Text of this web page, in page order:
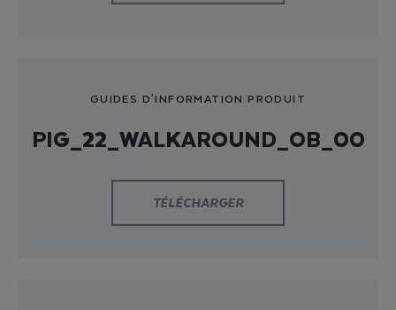
GUIDES D'INFORMATION PRODUIT
PIG_22_WALKAROUND_OB_00
TÉLÉCHARGER